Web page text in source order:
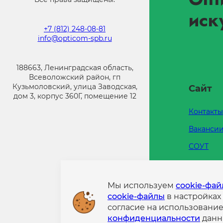
+7 (812) 248-08-81
info@opticom-spb.ru
188663, Ленинградская область,
Всеволожский район, гп
Кузьмоловский, улица Заводская,
дом 3, корпус 360Г, помещение 12
Сайт
Контакты
Вакансии
СОУТ
Мы используем cookie-
cookie-файлы в
согласие на
конфиденциальности